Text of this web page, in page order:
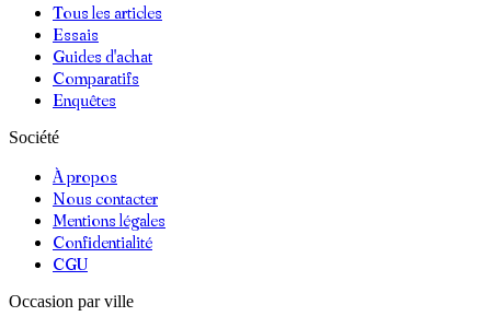
Tous les articles
Essais
Guides d'achat
Comparatifs
Enquêtes
Société
À propos
Nous contacter
Mentions légales
Confidentialité
CGU
Occasion par ville